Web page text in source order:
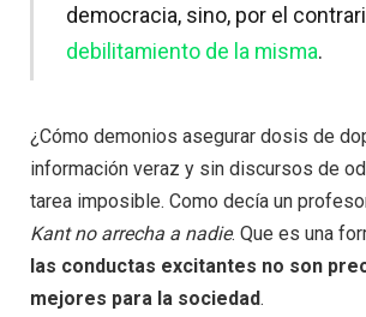
democracia, sino, por el
debilitamiento de la misma.
¿Cómo demonios asegurar dosis de
información veraz y sin discursos de
tarea imposible. Como decía un
Kant no arrecha a nadie. Que es una
las conductas excitantes no son
mejores para la sociedad.